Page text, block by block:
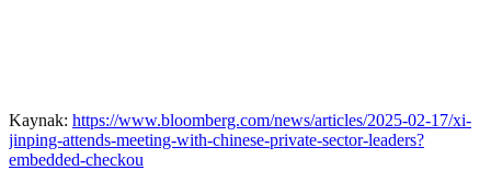
Kaynak: https://www.bloomberg.com/news/articles/2025-02-17/xi-
jinping-attends-meeting-with-chinese-private-sector-leaders?
embedded-checkou